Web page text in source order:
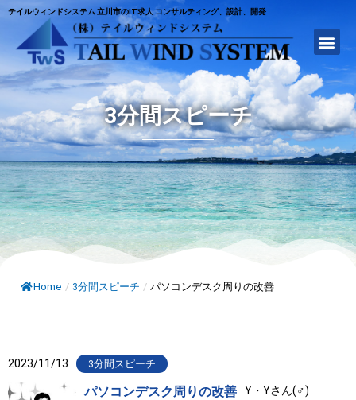
テイルウィンドシステム 立川市のIT求人 コンサルティング、設計、開発
3分間スピーチ
Home / 3分間スピーチ / パソコンデスク周りの改善
2023/11/13 3分間スピーチ
パソコンデスク周りの改善
Y・Yさん(♂)